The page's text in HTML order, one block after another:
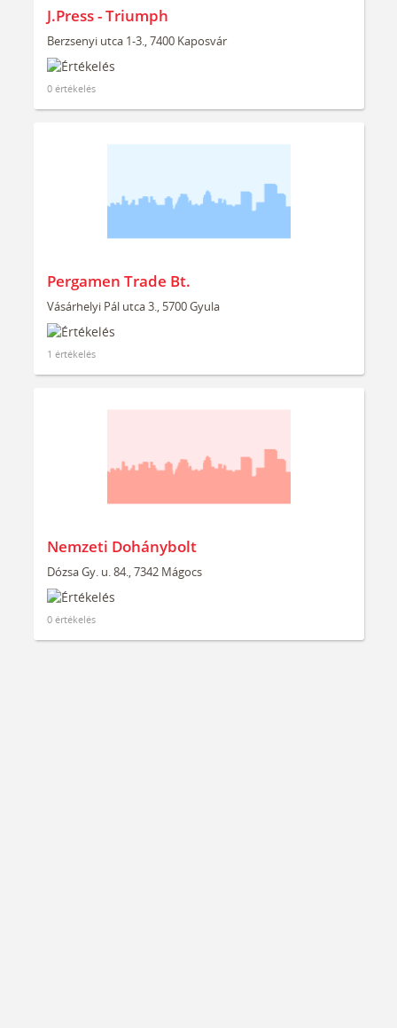
J.Press - Triumph
Berzsenyi utca 1-3., 7400 Kaposvár
0 értékelés
Pergamen Trade Bt.
Vásárhelyi Pál utca 3., 5700 Gyula
1 értékelés
Nemzeti Dohánybolt
Dózsa Gy. u. 84., 7342 Mágocs
0 értékelés